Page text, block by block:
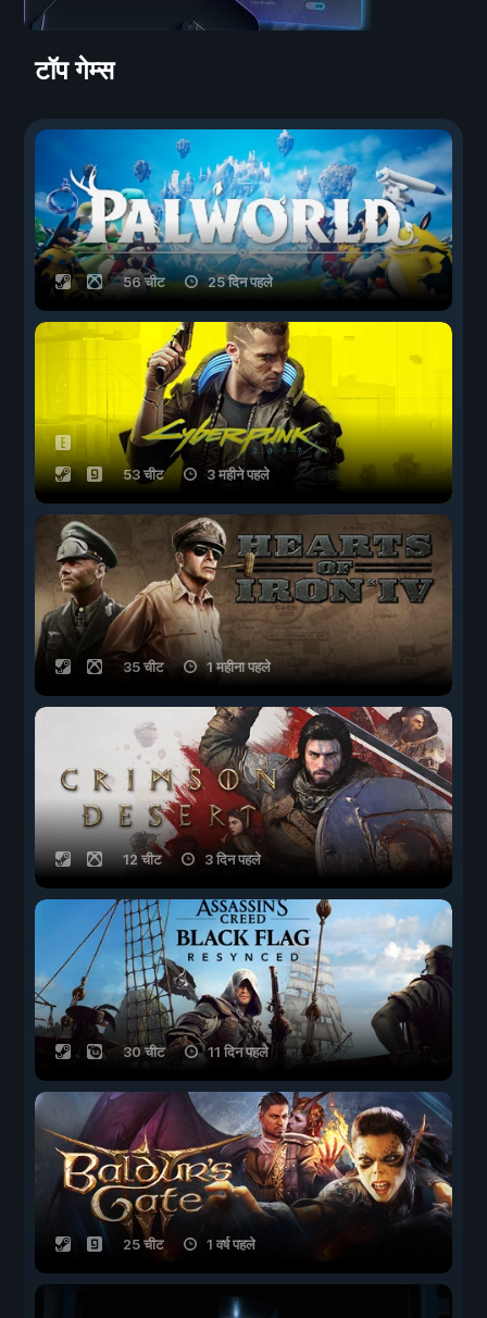
टॉप गेम्स
56 चीट 25 दिन पहले
53 चीट 3 महीने पहले
35 चीट 1 महीना पहले
12 चीट 3 दिन पहले
30 चीट 11 दिन पहले
25 चीट 1 वर्ष पहले